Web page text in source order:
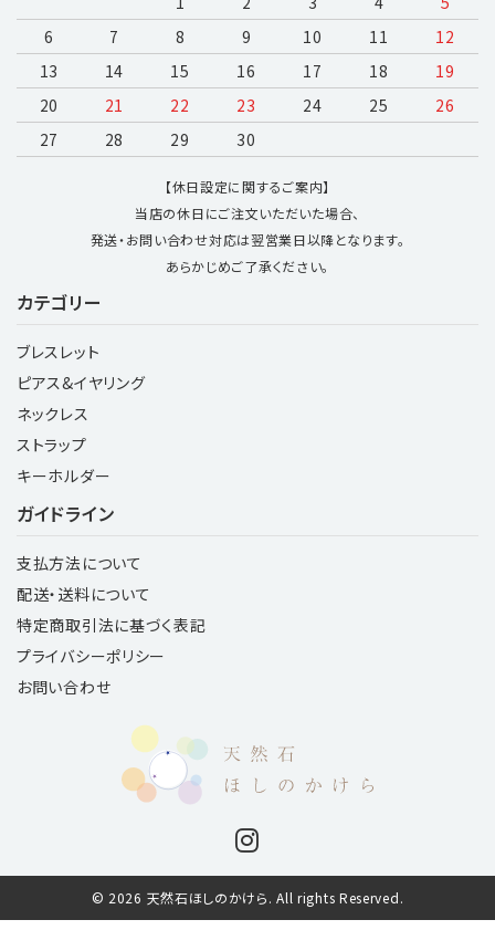
カテゴリー
ブレスレット
ピアス&イヤリング
ネックレス
ストラップ
キーホルダー
ガイドライン
支払方法について
配送・送料について
特定商取引法に基づく表記
プライバシーポリシー
お問い合わせ
6
7 8 9 10 11
12
13
14 15 16 17 18
19
20
21 22 23 24 25
26
27
28 29 30
【休日設定に関するご案内】
当店の休日にご注文いただいた場合、
発送・お問い合わせ対応は翌営業日以降となります。
あらかじめご了承ください。
© 2026 天然石ほしのかけら. All rights Reserved.